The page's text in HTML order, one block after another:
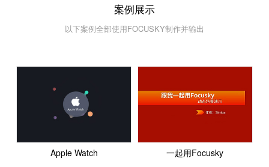
案例展示
以下案例全部使用FOCUSKY制作并输出
Apple Watch 一起用Focusky